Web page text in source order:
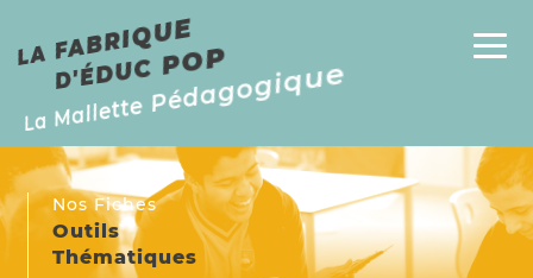
L
A
F
A
B
RI
Q
UE
D'
É
D
U
C
P
O P
La Mallette Pédagogique
Nos Fiches
Outils
Thématiques